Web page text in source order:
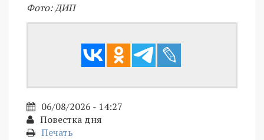
Фото: ДИП
06/08/2026 - 14:27
Повестка дня
Печать